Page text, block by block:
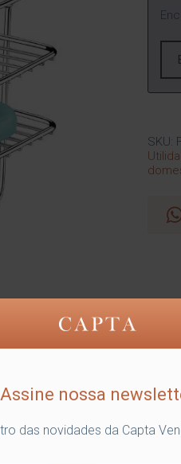
SKU:
e condicionador e,
Assine nossa
das novidades da Capta